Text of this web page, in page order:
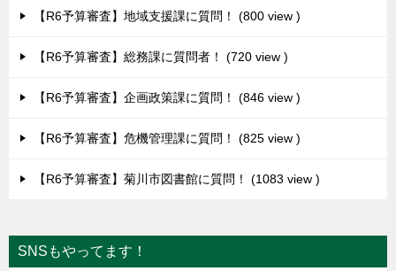
【R6予算審査】地域支援課に質問！ 800 view
【R6予算審査】総務課に質問者！ 720 view
【R6予算審査】企画政策課に質問！ 846 view
【R6予算審査】危機管理課に質問！ 825 view
【R6予算審査】菊川市図書館に質問！ 1083 view
SNSもやってます！